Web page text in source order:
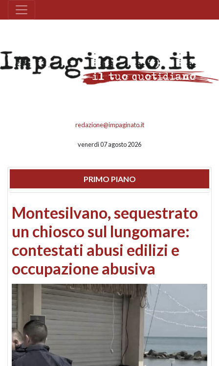
redazione@impaginato.it
venerdì 07 agosto 2026
PRIMO PIANO
Montesilvano, sequestrato
un chiosco sul lungomare:
contestati abusi edilizi e
occupazione abusiva